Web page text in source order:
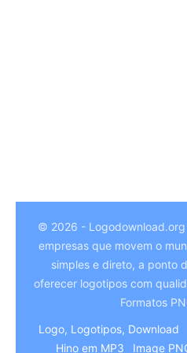
© 2026 -
empresas que movem o
simples e direto, a ponto
oferecer logotipos com
Formatos
Logo, Logotipos, Download
Hino em MP3
Image